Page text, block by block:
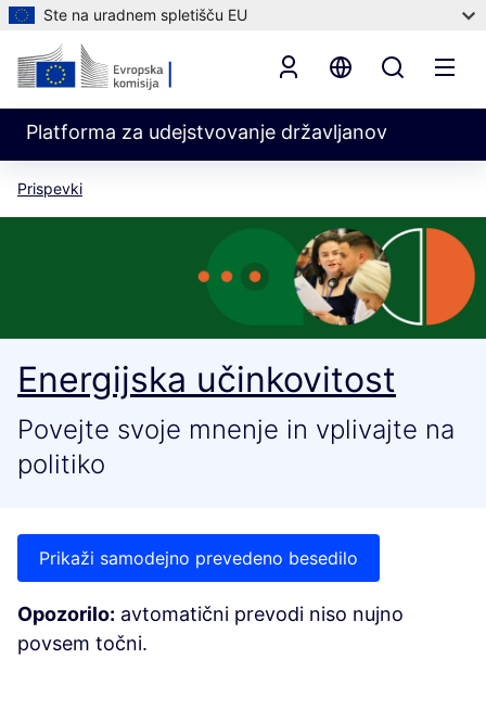
Ste na uradnem spletišču EU
Platforma za udejstvovanje državljanov
Prispevki
Energijska učinkovitost
Povejte svoje mnenje in vplivajte na
politiko
Prikaži samodejno prevedeno besedilo
Opozorilo: avtomatični prevodi niso nujno
povsem točni.